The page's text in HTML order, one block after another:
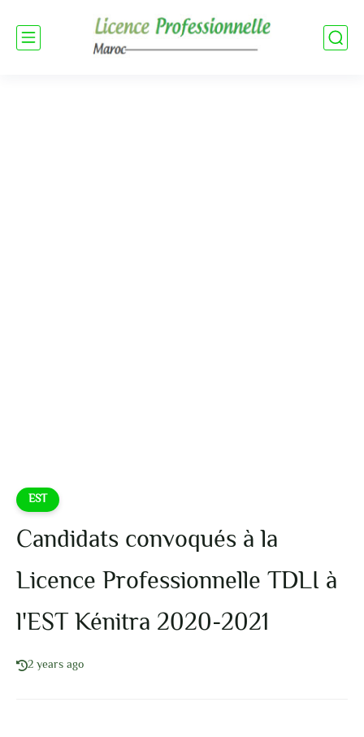
EST
Candidats convoqués à la
Licence Professionnelle TDLI à
l'EST Kénitra 2020-2021
2 years ago